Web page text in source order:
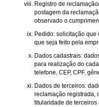
Registro de
postagem da
observado o
Pedido: solicitação
que seja feito pela
Dados cadastrais:
para realização do
telefone, CEP, CPF,
Dados de terceiros:
reclamação registrada,
titularidade de